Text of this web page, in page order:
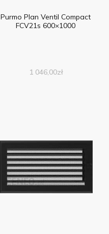
Purmo Plan Ventil Compact
FCV21s 600×1000
1 046,00zł